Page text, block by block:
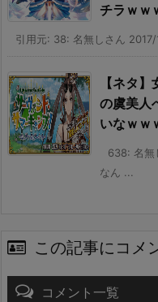
チラｗｗ
引用元: 38: 名無しさん
【ネタ
の虞美人
いなｗｗ
638: 名
なん ...
この記事にコメ
コメント一覧